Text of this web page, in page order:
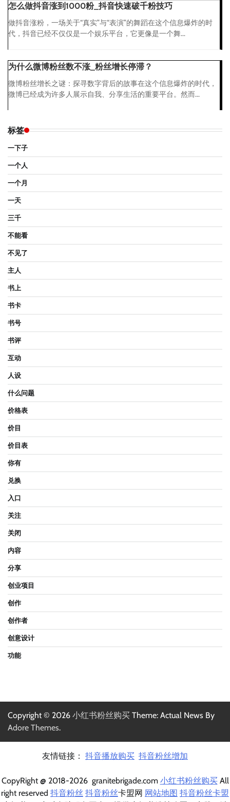
怎么做抖音涨到1000粉_抖音快速破千粉技巧
做抖音涨粉，一场关于“真实”与“表演”的舞蹈在这个信息爆炸的时
代，抖音已经不仅仅是一个娱乐平台，它更像是一个舞...
为什么微博粉丝数不涨_粉丝增长停滞？
微博粉丝增长之谜：探寻数字背后的故事在这个信息爆炸的时代，
微博已经成为许多人展示自我、分享生活的重要平台。然而...
标签
一下子
一个人
一个月
一天
三千
不能看
不见了
主人
书上
书卡
书号
书评
互动
人设
什么问题
价格表
价目
价目表
你有
兑换
入口
关注
关闭
内容
分享
创业项目
创作
创作者
创意设计
功能
Copyright © 2026 小红书粉丝购买 Theme: Actual News By
Adore Themes.
友情链接： 抖音播放购买 抖音粉丝增加
CopyRight @ 2018-2026 granitebrigade.com 小红书粉丝购买All
right reserved 抖音粉丝 抖音粉丝卡盟网 网站地图 抖音粉丝卡盟